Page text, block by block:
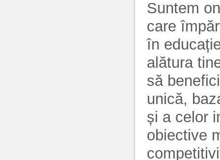
Suntem
care
în
alătura
să
unică,
și a celor
obiective